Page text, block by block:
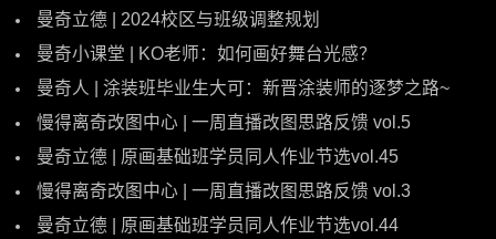
曼奇立德 | 2024校区与班级调整规划
曼奇小课堂 | KO老师：如何画好舞台光感？
曼奇人 | 涂装班毕业生大可：新晋涂装师的逐梦之路~
慢得离奇改图中心 | 一周直播改图思路反馈 vol.5
曼奇立德 | 原画基础班学员同人作业节选vol.45
慢得离奇改图中心 | 一周直播改图思路反馈 vol.3
曼奇立德 | 原画基础班学员同人作业节选vol.44